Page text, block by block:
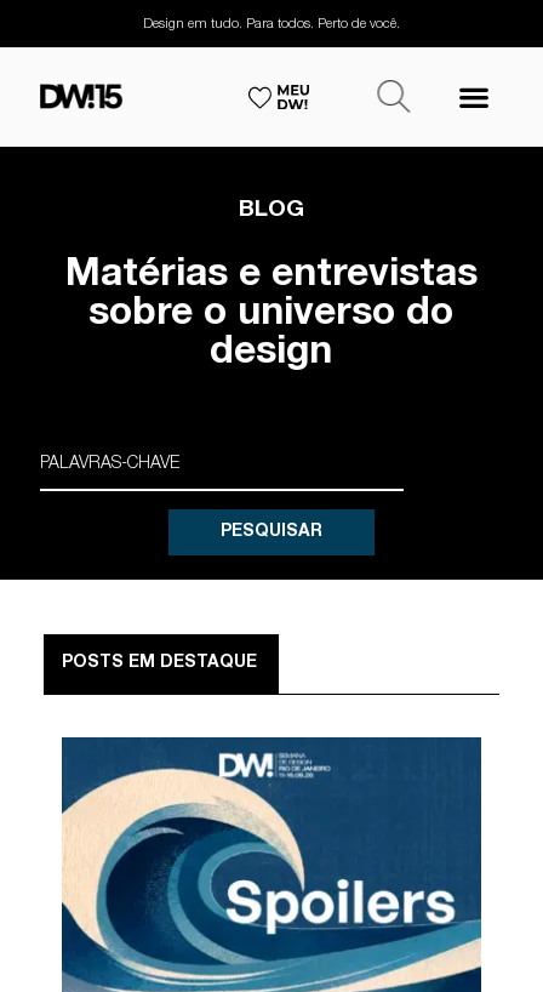
Design em tudo. Para todos. Perto de você.
BLOG
Matérias e entrevistas
sobre o universo do
design
PESQUISAR
POSTS EM DESTAQUE